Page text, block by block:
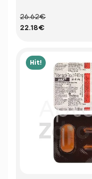
26.62€
22.18€
Hit!